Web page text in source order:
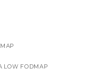
LOW FODMAP